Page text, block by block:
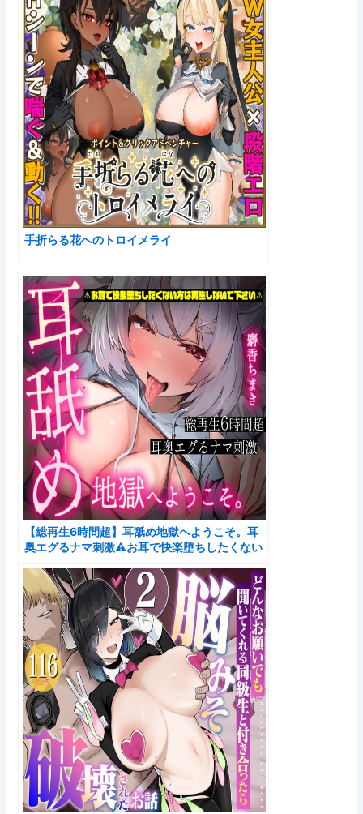
手折らる花へのトロイメライ
【総再生6時間超】耳舐め地獄へようこそ。耳
奥エグるナマ刺激⚠お耳で快楽堕ちしたくない
所】